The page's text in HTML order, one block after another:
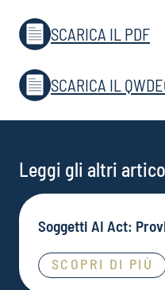
SCARICA IL PDF
SCARICA IL
Leggi gli altri
Soggetti AI Act:
SCOPRI DI PIÙ